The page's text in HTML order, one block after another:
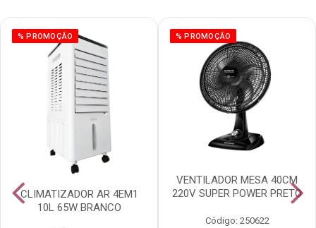
% PROMOÇÃO
CLIMATIZADOR AR 4EM1
10L 65W BRANCO
% PROMOÇÃO
VENTILADOR MESA 40CM
220V SUPER POWER PRETO
Código: 250622